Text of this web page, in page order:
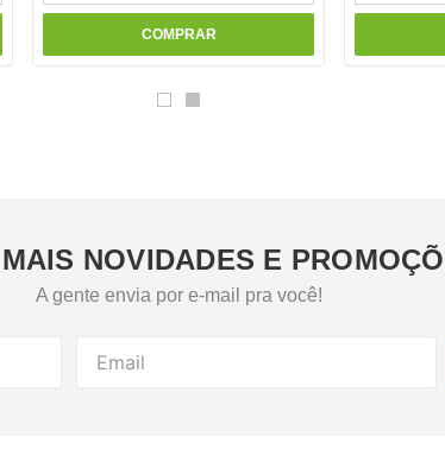
COMPRAR
NOVIDADES E
A gente envia por e-mail pra você!